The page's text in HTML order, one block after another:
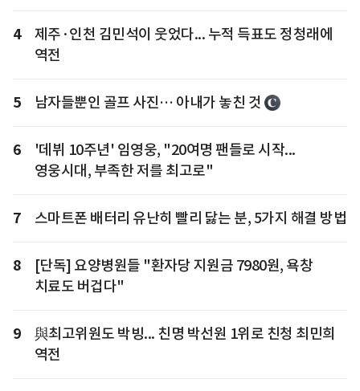
4
제주·인천 김민석이 웃었다... 누적 득표도 정청래에
역전
5 남자들뿐인 골프 사진… 아내가 놓친 것
6
'데뷔 10주년' 임영웅, "20여명 팬들로 시작...
영웅시대, 부족한 저를 최고로"
7 스마트폰 배터리 유난히 빨리 닳는 분, 5가지 해결 방법
8
[단독] 요양병원들 "환자당 지원금 7980원, 욕창
치료도 버겁다"
9
與최고위원도 박빙... 친명 박선원 1위로 친청 최민희
역전